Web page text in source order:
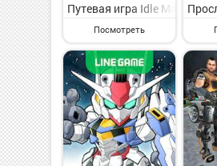
Путевая игра Idle Mafia на
Посмотреть